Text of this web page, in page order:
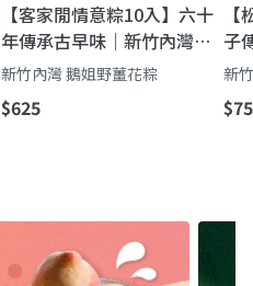
【客家閒情意粽10入】六十
年傳承古早味｜新竹內灣鵝
姐「無添加」野薑花香粽，
一口吃進客家魂
新竹內灣 鵝姐野薑花粽
$625
子
添
吃
新